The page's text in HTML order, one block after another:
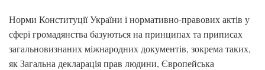
Норми Конституції України і нормативно-правових актів у
сфері громадянства базуються на принципах та приписах
загальновизнаних міжнародних документів, зокрема таких,
як Загальна декларація прав людини, Європейська